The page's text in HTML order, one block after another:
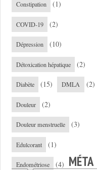
Constipation (1)
COVID-19 (2)
Dépression (10)
Détoxication hépatique (2)
Diabète (15) DMLA (2)
Douleur (2)
Douleur menstruelle (3)
Edulcorant (1)
Endométriose (4) MÉTA